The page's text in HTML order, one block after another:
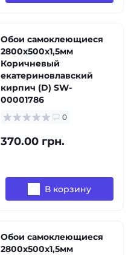
Обои самоклеющиеся
2800х500х1,5мм
Коричневый
екатериновлавский
кирпич (D) SW-
00001786
0
370.00 грн.
В корзину
Обои самоклеющиеся
2800х500х1,5мм